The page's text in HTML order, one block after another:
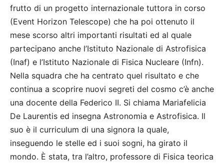
frutto di un progetto internazionale tuttora in corso
(Event Horizon Telescope) che ha poi ottenuto il
mese scorso altri importanti risultati ed al quale
partecipano anche l’Istituto Nazionale di Astrofisica
(Inaf) e l’Istituto Nazionale di Fisica Nucleare (Infn).
Nella squadra che ha centrato quel risultato e che
continua a scoprire nuovi segreti del cosmo c’è anche
una docente della Federico II. Si chiama Mariafelicia
De Laurentis ed insegna Astronomia e Astrofisica. Il
suo è il curriculum di una signora la quale,
inseguendo le stelle ed i suoi sogni, ha girato il
mondo. È stata, tra l’altro, professore di Fisica teorica